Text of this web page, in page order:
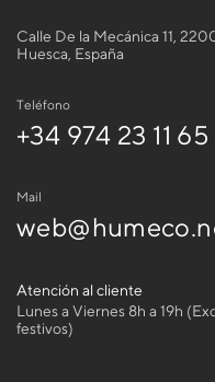
Calle De la Mecánica 11,
Huesca, España
Teléfono
+34 974 23 11 65
Mail
Atención al cliente
Lunes a Viernes 8h a 19h
festivos)